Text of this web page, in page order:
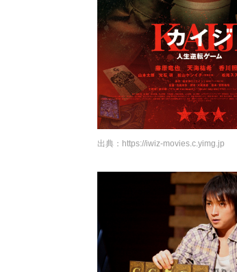
出典： https://iwiz-movies.c.yimg.jp